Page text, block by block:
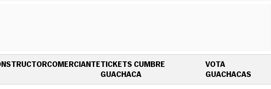
COMERCIANTETICKETS CUMBRE
GUACHACAOPENS IN NEW WINDOW
VOTA
GUACHACAS